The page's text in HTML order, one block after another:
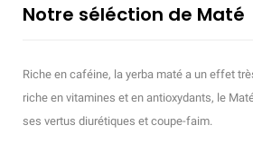
Notre séléction de Maté
Riche en caféine, la yerba maté a un effet
riche en vitamines et en antioxydants, le
ses vertus diurétiques et coupe-faim.